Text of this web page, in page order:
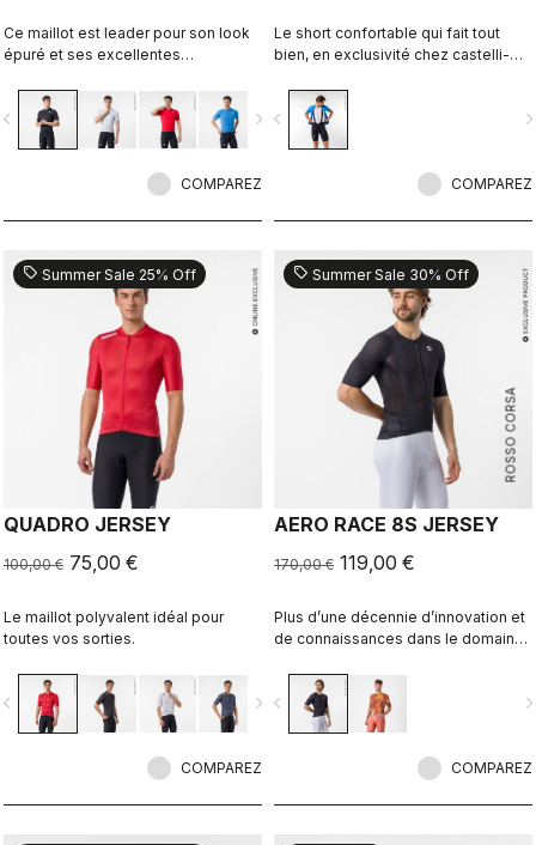
Ce maillot est leader pour son look
épuré et ses excellentes
piqué à teinture croisée ou cross-
dyed apporte confort et
sophistication à un maillot que vous
navigate_next
COMPAREZ
Le short confortable qui fait tout
bien, en exclusivité chez castelli-
navigate_before
COMPAREZ
sell Summer Sale 25% Off
QUADRO JERSEY
100,00 € 75,00 €
Le maillot polyvalent idéal pour
toutes vos sorties.
navigate_next
COMPAREZ
ROSSO CORSA
sell Summer Sale 30% Off
AERO RACE 8S JERSEY
170,00 € 119,00 €
Plus d’une décennie d’innovation et
de connaissances dans le domaine
rapide l’est désormais encore plus.
navigate_before
COMPAREZ